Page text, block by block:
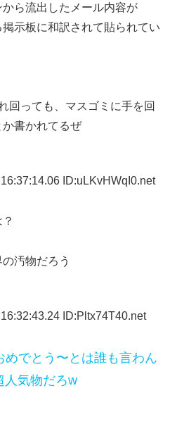
ら流出したメール内容が
示板に和訳されて貼られてい
回っても、マスゴミに手を回
書かれてるぜ
16:37:14.06 ID:uLKvHWqI0.net
汚物だろう
16:32:43.24 ID:Pltx74T40.net
めでとう〜とは誰も言わん
人気物だろw